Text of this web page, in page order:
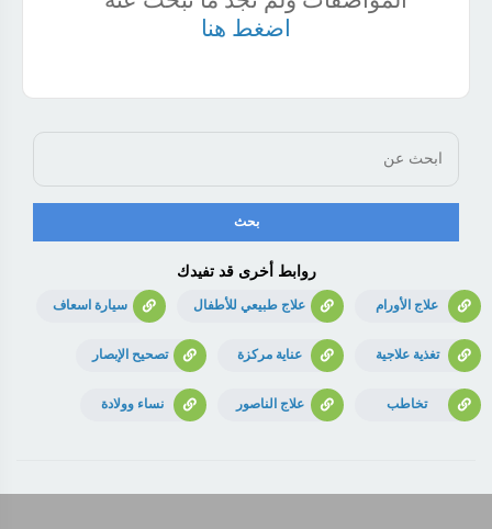
اضغط هنا
روابط أخرى قد تفيدك
علاج الأورام علاج طبيعي للأطفال سيارة اسعاف
تغذية علاجية عناية مركزة تصحيح الإبصار
تخاطب علاج الناصور نساء وولادة